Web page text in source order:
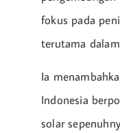
fokus pada
terutama
Ia
Indonesia
solar